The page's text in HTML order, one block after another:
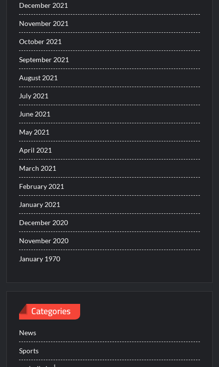
December 2021
November 2021
October 2021
September 2021
August 2021
July 2021
June 2021
May 2021
April 2021
March 2021
February 2021
January 2021
December 2020
November 2020
January 1970
Categories
News
Sports